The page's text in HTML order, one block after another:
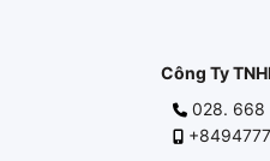
Công Ty
028. 668